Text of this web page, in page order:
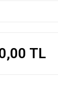
TL